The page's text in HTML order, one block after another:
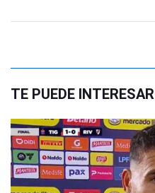
TE PUEDE INTERESAR